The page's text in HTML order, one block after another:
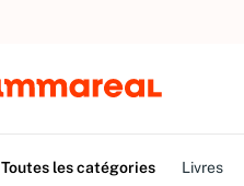
Toutes les catégories Livres